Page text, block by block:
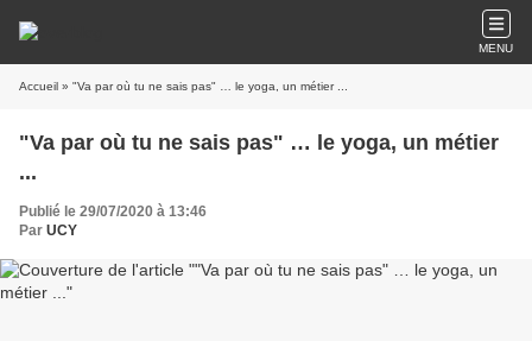
MENU
Accueil » "Va par où tu ne sais pas" … le yoga, un métier ...
"Va par où tu ne sais pas" … le yoga, un métier
...
Publié le 29/07/2020 à 13:46
Par UCY